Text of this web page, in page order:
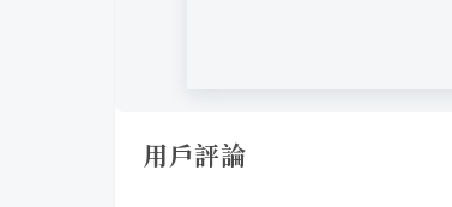
用戶評論